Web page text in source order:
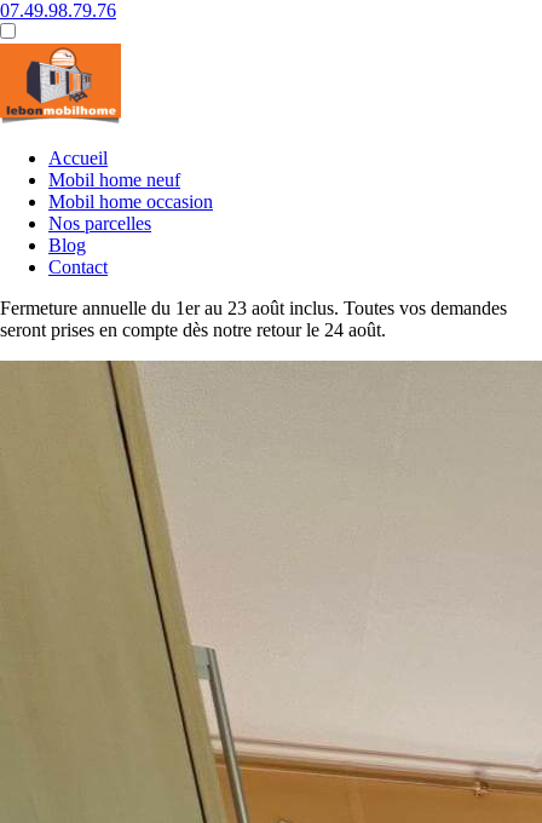
07.49.98.79.76
Accueil
Mobil home neuf
Mobil home occasion
Nos parcelles
Blog
Contact
Fermeture annuelle du 1er au 23 août inclus. Toutes vos demandes
seront prises en compte dès notre retour le 24 août.